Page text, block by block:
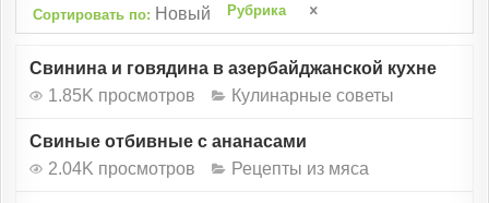
Сортировать по: Новый Рубрика
Свинина и говядина в азербайджанской кухне
1.85K просмотров
Кулинарные советы
Свиные отбивные с ананасами
2.04K просмотров
Рецепты из мяса